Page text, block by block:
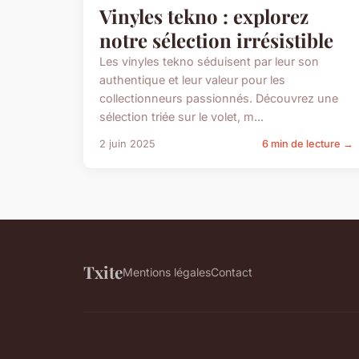
Vinyles tekno : explorez
notre sélection irrésistible
Les vinyles tekno séduisent par leur son
authentique et leur valeur pour les
collectionneurs passionnés. Découvrez une
sélection triée sur le volet, m...
2 juin 2025 6 min de lecture →
TxiteMentions légalesContact